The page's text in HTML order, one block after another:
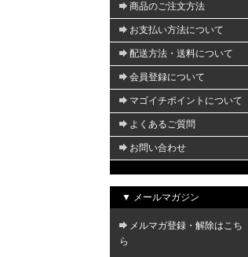
商品のご注文方法
お支払い方法について
配送方法・送料について
会員登録について
マゴイチポイントについて
よくあるご質問
お問い合わせ
▼ メールマガジン
メルマガ登録・解除はこち
ら